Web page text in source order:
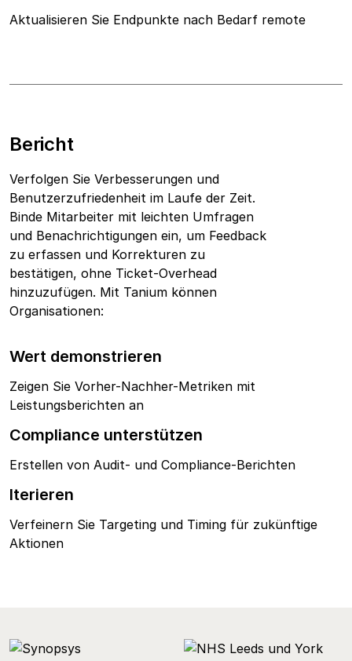
Aktualisieren Sie Endpunkte nach Bedarf remote
Bericht
Verfolgen Sie Verbesserungen und
Benutzerzufriedenheit im Laufe der Zeit.
Binde Mitarbeiter mit leichten Umfragen
und Benachrichtigungen ein, um Feedback
zu erfassen und Korrekturen zu
bestätigen, ohne Ticket-Overhead
hinzuzufügen. Mit Tanium können
Organisationen:
Wert demonstrieren
Zeigen Sie Vorher-Nachher-Metriken mit
Leistungsberichten an
Compliance unterstützen
Erstellen von Audit- und Compliance-Berichten
Iterieren
Verfeinern Sie Targeting und Timing für zukünftige
Aktionen